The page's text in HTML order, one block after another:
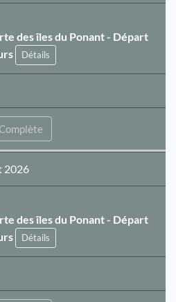
des îles du Ponant - Départ
Détails
Complète
2026
des îles du Ponant - Départ
Détails